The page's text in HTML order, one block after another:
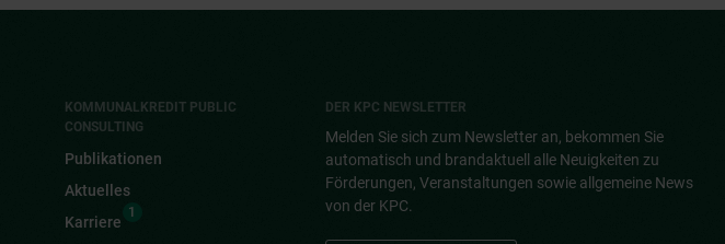
KOMMUNALKREDIT PUBLIC
CONSULTING
Publikationen
Aktuelles
Karriere
1
DER KPC NEWSLETTER
Melden Sie sich zum Newsletter an, bekommen Sie
automatisch und brandaktuell alle Neuigkeiten zu
Förderungen, Veranstaltungen sowie allgemeine News
von der KPC.